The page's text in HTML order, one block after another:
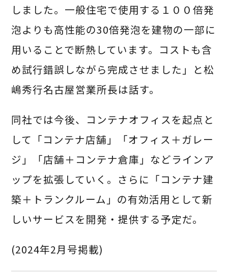
しました。一般住宅で使用する１００倍発
泡よりも高性能の30倍発泡を建物の一部に
用いることで断熱しています。コストも含
め試行錯誤しながら完成させました」と松
嶋秀行名古屋営業所長は話す。
同社では今後、コンテナオフィスを起点と
して「コンテナ店舗」「オフィス＋ガレー
ジ」「店舗＋コンテナ倉庫」などラインア
ップを拡張していく。さらに「コンテナ建
築＋トランクルーム」の有効活用として新
しいサービスを開発・提供する予定だ。
(2024年2月号掲載)